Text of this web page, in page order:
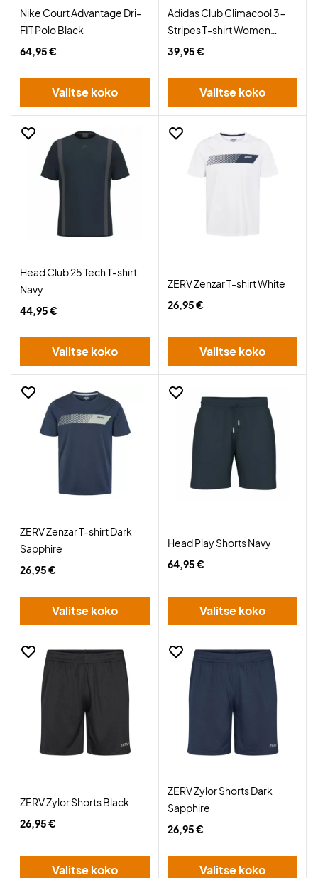
Nike Court Advantage Dri-
FIT Polo Black
64,95 €
Valitse koko
Adidas Club Climacool 3-
Stripes T-shirt Women
Black
39,95 €
Valitse koko
Head Club 25 Tech T-shirt
Navy
44,95 €
Valitse koko
ZERV Zenzar T-shirt White
26,95 €
Valitse koko
ZERV Zenzar T-shirt Dark
Sapphire
26,95 €
Valitse koko
Head Play Shorts Navy
64,95 €
Valitse koko
ZERV Zylor Shorts Black
26,95 €
Valitse koko
ZERV Zylor Shorts Dark
Sapphire
26,95 €
Valitse koko